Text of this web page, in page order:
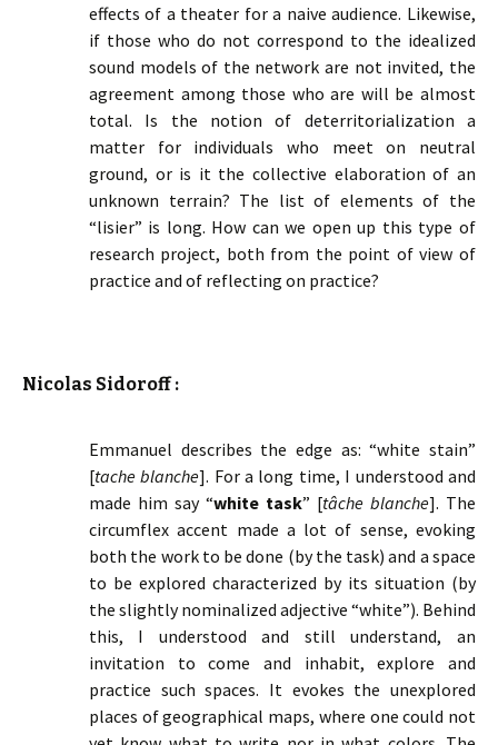
effects of a theater for a naive audience. Likewise,
if those who do not correspond to the idealized
sound models of the network are not invited, the
agreement among those who are will be almost
total. Is the notion of deterritorialization a
matter for individuals who meet on neutral
ground, or is it the collective elaboration of an
unknown terrain? The list of elements of the
“lisier” is long. How can we open up this type of
research project, both from the point of view of
practice and of reflecting on practice?
Nicolas Sidoroff :
Emmanuel describes the edge as: “white stain”
[tache blanche]. For a long time, I understood and
made him say “white task” [tâche blanche]. The
circumflex accent made a lot of sense, evoking
both the work to be done (by the task) and a space
to be explored characterized by its situation (by
the slightly nominalized adjective “white”). Behind
this, I understood and still understand, an
invitation to come and inhabit, explore and
practice such spaces. It evokes the unexplored
places of geographical maps, where one could not